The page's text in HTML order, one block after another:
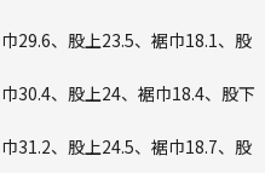
29.6、股上23.5、裾巾18.1、股
30.4、股上24、裾巾18.4、股下
31.2、股上24.5、裾巾18.7、股